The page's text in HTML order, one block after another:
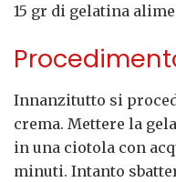
15 gr di gelatina
Innanzitutto si
crema. Mettere la
in una ciotola con
minuti. Intanto